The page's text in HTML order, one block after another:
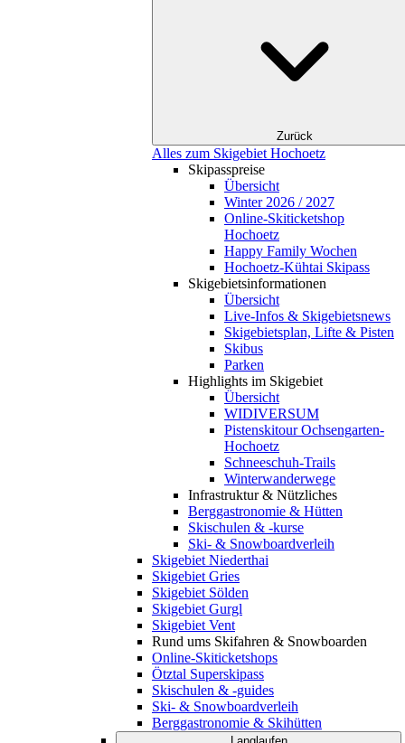
Zurück
Alles zum Skigebiet Hochoetz
Skipasspreise
Übersicht
Winter 2026 / 2027
Online-Skiticketshop
Hochoetz
Happy Family Wochen
Hochoetz-Kühtai Skipass
Skigebietsinformationen
Übersicht
Live-Infos & Skigebietsnews
Skigebietsplan, Lifte & Pisten
Skibus
Parken
Highlights im Skigebiet
Übersicht
WIDIVERSUM
Pistenskitour Ochsengarten-
Hochoetz
Schneeschuh-Trails
Winterwanderwege
Infrastruktur & Nützliches
Berggastronomie & Hütten
Skischulen & -kurse
Ski- & Snowboardverleih
Skigebiet Niederthai
Skigebiet Gries
Skigebiet Sölden
Skigebiet Gurgl
Skigebiet Vent
Rund ums Skifahren & Snowboarden
Online-Skiticketshops
Ötztal Superskipass
Skischulen & -guides
Ski- & Snowboardverleih
Berggastronomie & Skihütten